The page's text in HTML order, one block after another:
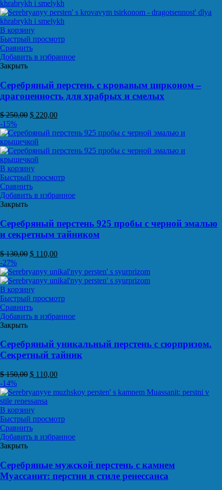
В корзину
Быстрый просмотр
Сравнить
Добавить в избранное
Закрыть
Серебряный перстень с кровавым цирконом –
драгоценность для храбрых и смелых
$250,00 $ 220,00
-15%
В корзину
Быстрый просмотр
Сравнить
Добавить в избранное
Закрыть
Серебряный перстень 925 пробы с черной эмалью
и секретным тайником
$130,00 $ 110,00
-27%
В корзину
Быстрый просмотр
Сравнить
Добавить в избранное
Закрыть
Серебряный уникальный перстень с сюрпризом.
Секретный тайник
$150,00 $ 110,00
-14%
В корзину
Быстрый просмотр
Сравнить
Добавить в избранное
Закрыть
Серебряные мужской перстень с камнем
Муассанит: перстни в стиле ренессанса